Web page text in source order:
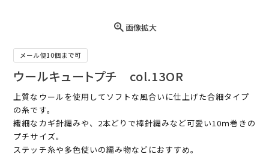
画像拡大
メール便10個まで可
ウールキュートプチ col.13OR
上質なウールを使用してソフトな風合いに仕上げた合細タイプ
の糸です。
繊細なカギ針編みや、2本どりで棒針編みなど可愛い10ｍ巻きの
プチサイズ。
ステッチ糸や多色使いの編み物などにおすすめ。